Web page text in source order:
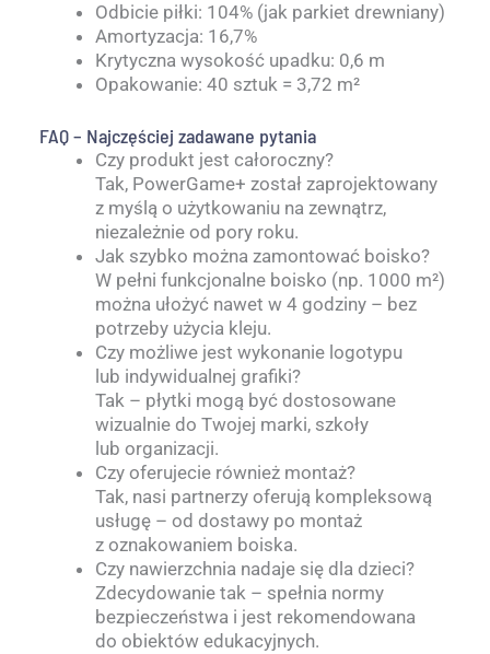
Odbicie piłki: 104% (jak parkiet drewniany)
Amortyzacja: 16,7%
Krytyczna wysokość upadku: 0,6 m
Opakowanie: 40 sztuk = 3,72 m²
FAQ – Najczęściej zadawane pytania
Czy produkt jest całoroczny?
Tak, PowerGame+ został zaprojektowany
z myślą o użytkowaniu na zewnątrz,
niezależnie od pory roku.
Jak szybko można zamontować boisko?
W pełni funkcjonalne boisko (np. 1000 m²)
można ułożyć nawet w 4 godziny – bez
potrzeby użycia kleju.
Czy możliwe jest wykonanie logotypu
lub indywidualnej grafiki?
Tak – płytki mogą być dostosowane
wizualnie do Twojej marki, szkoły
lub organizacji.
Czy oferujecie również montaż?
Tak, nasi partnerzy oferują kompleksową
usługę – od dostawy po montaż
z oznakowaniem boiska.
Czy nawierzchnia nadaje się dla dzieci?
Zdecydowanie tak – spełnia normy
bezpieczeństwa i jest rekomendowana
do obiektów edukacyjnych.